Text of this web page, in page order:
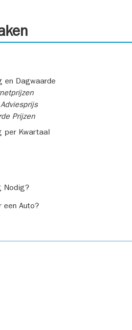
en Dagwaarde
Prijzen
per Kwartaal
Nodig?
een Auto?